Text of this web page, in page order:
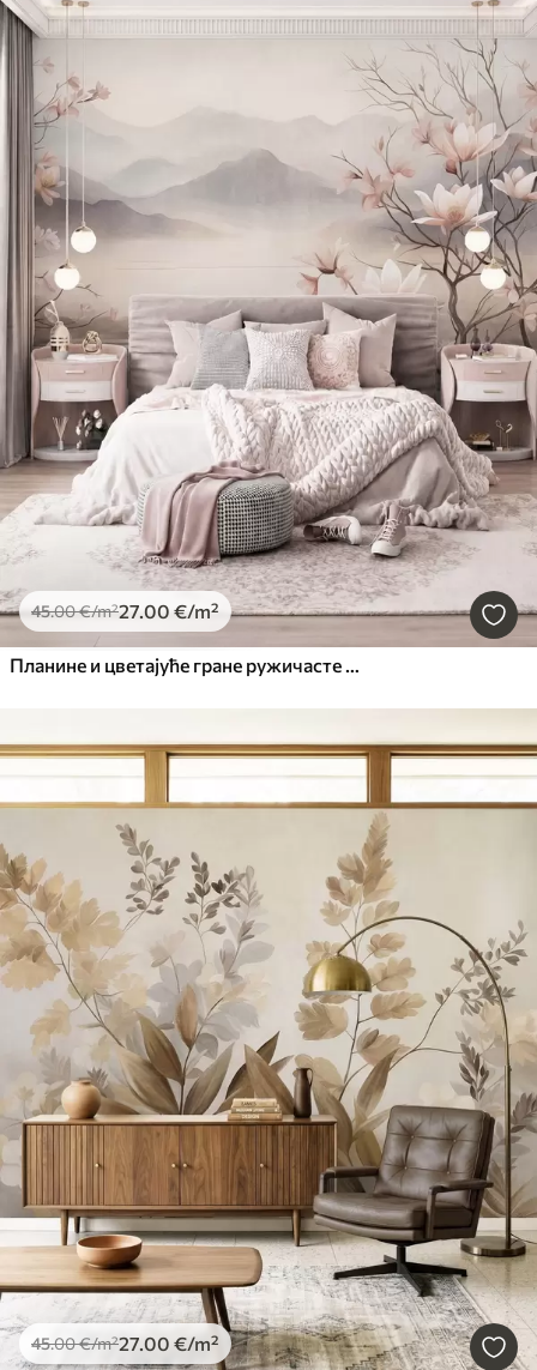
45.00€/m²27.00 €/m²
Планине и цветајуће гране ружичасте магнолије, текстурирани пејзаж
45.00€/m²27.00 €/m²